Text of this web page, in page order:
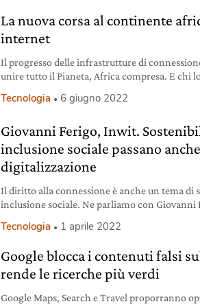
La nuova corsa al continente
internet
Il progresso delle infrastrutture di
unire tutto il Pianeta, Africa compresa. E chi
Tecnologia 6 giugno 2022
Giovanni Ferigo, Inwit.
inclusione sociale passano
digitalizzazione
Il diritto alla connessione è anche un tema di
inclusione sociale. Ne parliamo con Giovanni
Tecnologia 1 aprile 2022
Google blocca i contenuti falsi
rende le ricerche più verdi
Google Maps, Search e Travel proporranno